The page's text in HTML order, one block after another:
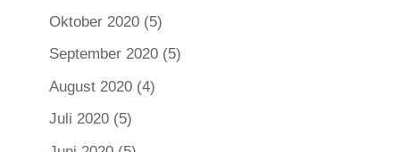
Oktober 2020(5)
September 2020(5)
August 2020(4)
Juli 2020(5)